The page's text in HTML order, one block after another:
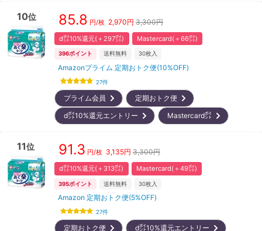
10位 85.8 円/枚 2,970円 3,300円
d㌽10%還元(＋297㌽) Mastercard(＋66㌽)
396ポイント 送料無料 30枚入
Amazonプライム 定期おトク便(10%OFF)
27件
プライム会員
定期おトク便
d㌽10%還元エントリー
Mastercard㌽
11位 91.3 円/枚 3,135円 3,300円
d㌽10%還元(＋313㌽) Mastercard(＋49㌽)
395ポイント 送料無料 30枚入
Amazon 定期おトク便(5%OFF)
27件
定期おトク便 d㌽10%還元エントリー